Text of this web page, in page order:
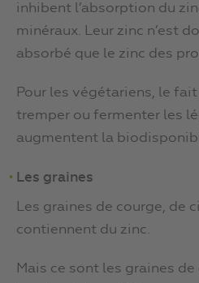
inhibent l’absorption du
minéraux. Leur zinc n’est
absorbé que le zinc des
Pour les végétariens, le
tremper ou fermenter les
augmentent la
Les graines
Les graines de courge, de
contiennent du zinc.
Mais ce sont les graines